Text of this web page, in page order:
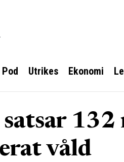
Utrikes Ekonomi
satsar
våld